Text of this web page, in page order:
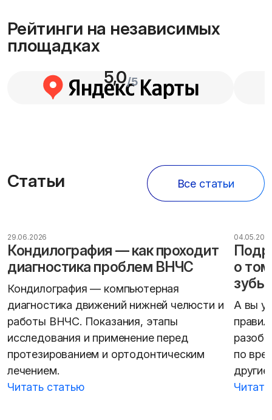
Рейтинги на независимых
площадках
5,0/5
Статьи Все статьи
29.06.2026
Кондилография — как проходит
диагностика проблем ВНЧС
Кондилография — компьютерная
диагностика движений нижней челюсти и
работы ВНЧС. Показания, этапы
исследования и применение перед
протезированием и ортодонтическим
лечением.
Читать статью
о
зубы
А вы
по